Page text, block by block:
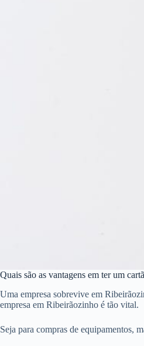
Quais são as vantagens em ter um
Uma empresa sobrevive em
empresa em Ribeirãozinho é tão vital.
Seja para compras de equipamentos,